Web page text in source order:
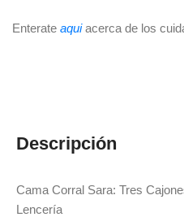
Enterate aqui acerca de los
Descripción
Cama Corral Sara: Tres
Lencería